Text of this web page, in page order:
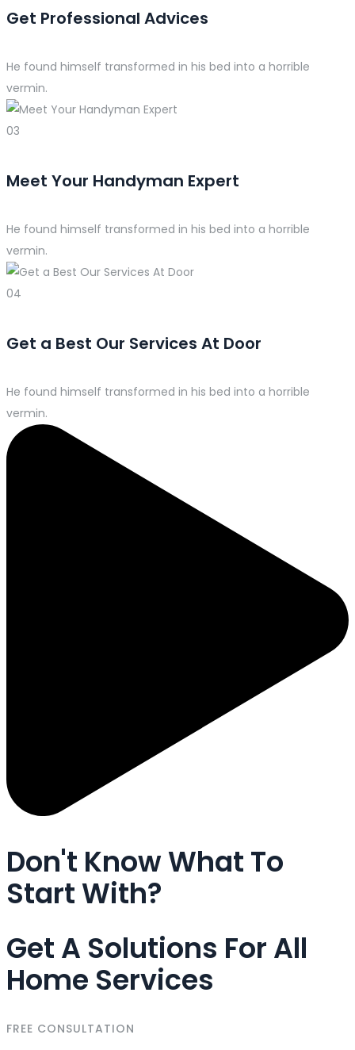
Get Professional Advices
He found himself transformed in his bed into a horrible
vermin.
03
Meet Your Handyman Expert
He found himself transformed in his bed into a horrible
vermin.
04
Get a Best Our Services At Door
He found himself transformed in his bed into a horrible
vermin.
Don't Know What To
Start With?
Get A Solutions For All
Home Services
FREE CONSULTATION